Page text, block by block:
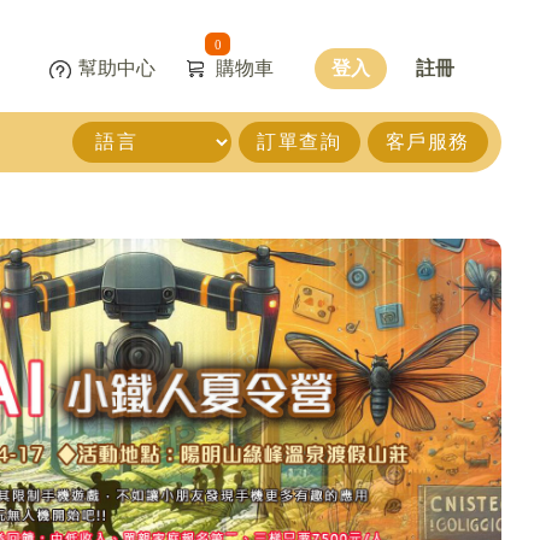
幫助中心
0
購物車 登入 註冊
訂單查詢 客戶服務